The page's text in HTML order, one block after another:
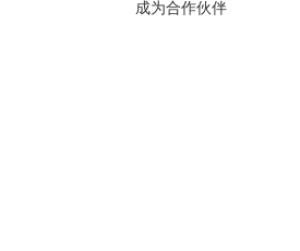
成为合作伙伴